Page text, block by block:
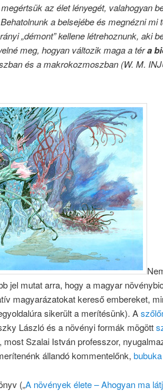
az élet lényegét, valahogyan
a belsejébe és megnézni mi
„démont” kellene létrehoznunk, aki
meg, hogyan változik maga a téra
és a makrokozmoszban (W. M.
jel mutat arra, hogy a magyar
magyarázatokat kereső embereket,
sikerült a merítésünk). A
László és a növényi formák mögött
most Szalai István professzor,
állandó kommentelőnk,
(„A növények élete – Ahogyan ma